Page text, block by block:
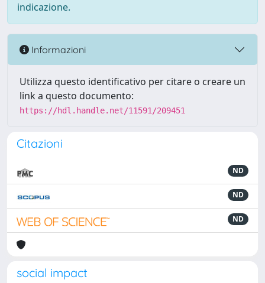
indicazione.
Informazioni
Utilizza questo identificativo per citare o creare un
link a questo documento:
https://hdl.handle.net/11591/209451
Citazioni
ND
ND
ND
social impact